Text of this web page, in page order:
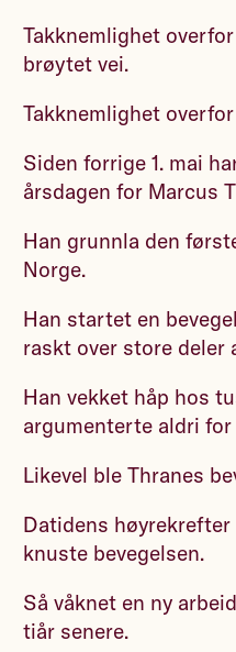
Takknemlighet
brøytet vei.
Takknemlighet
Siden forrige 1. mai
årsdagen for Marcus
Han grunnla den
Norge.
Han startet en
raskt over store deler
Han vekket håp hos
argumenterte aldri for
Likevel ble Thranes
Datidens
knuste bevegelsen.
Så våknet en ny
tiår senere.